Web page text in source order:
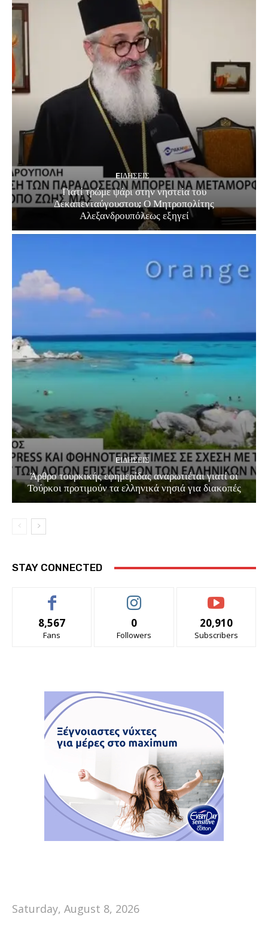
EΙΔΗΣΕΙΣ
Γιατί τρώμε ψάρι στην νηστεία του
Δεκαπενταύγουστου; Ο Μητροπολίτης
Αλεξανδρουπόλεως εξηγεί
EΙΔΗΣΕΙΣ
Άρθρο τουρκικής εφημερίδας αναρωτιέται γιατί οι
Τούρκοι προτιμούν τα ελληνικά νησιά για διακοπές
STAY CONNECTED
8,567
Fans
0
Followers
20,910
Subscribers
Saturday, August 8, 2026